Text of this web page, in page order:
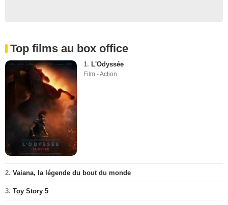
Top films au box office
1. L'Odyssée
Film - Action
2. Vaiana, la légende du bout du monde
3. Toy Story 5